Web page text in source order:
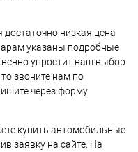
низкая цена
указаны подробные
упростит ваш выбор.
звоните нам по
через форму
купить автомобильные
заявку на сайте. На